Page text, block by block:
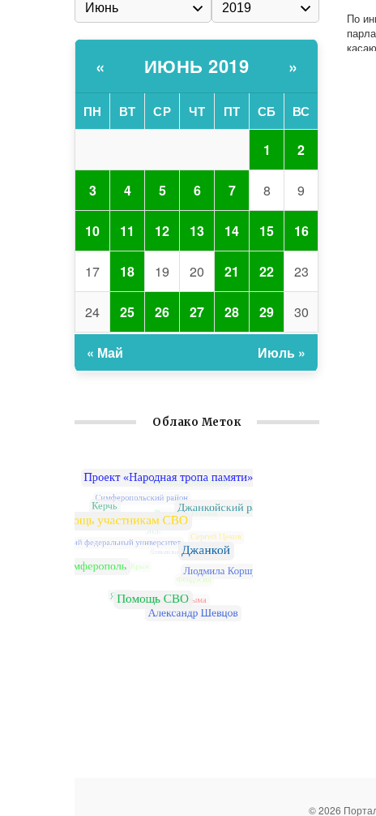
По
« ИЮНЬ 2019 »
ПН ВТ СР ЧТ ПТ СБ ВС
1 2
3 4 5 6 7 8 9
10 11 12 13 14 15 16
17 18 19 20 21 22 23
24 25 26 27 28 29 30
« Май Июль »
Облако Меток
© 2026